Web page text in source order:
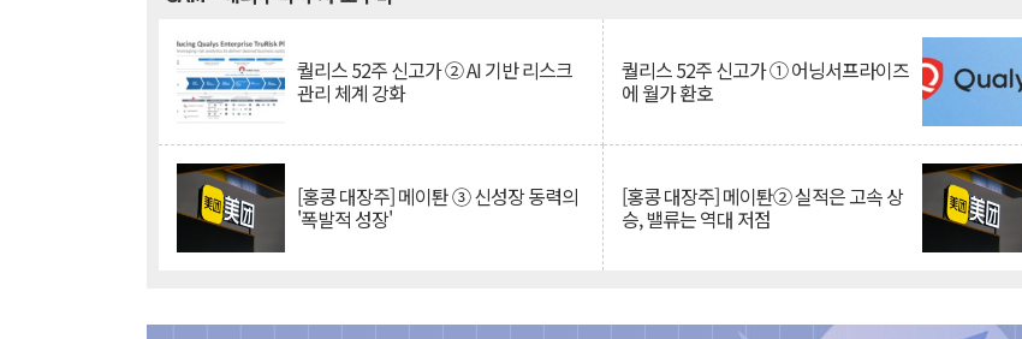
퀄리스 52주 신고가 ② AI 기반 리스크
관리 체계 강화
퀄리스 52주 신고가 ① 어닝서프라이즈
에 월가 환호
[홍콩 대장주] 메이퇀 ③ 신성장 동력의
'폭발적 성장'
[홍콩 대장주] 메이퇀② 실적은 고속 상
승, 밸류는 역대 저점